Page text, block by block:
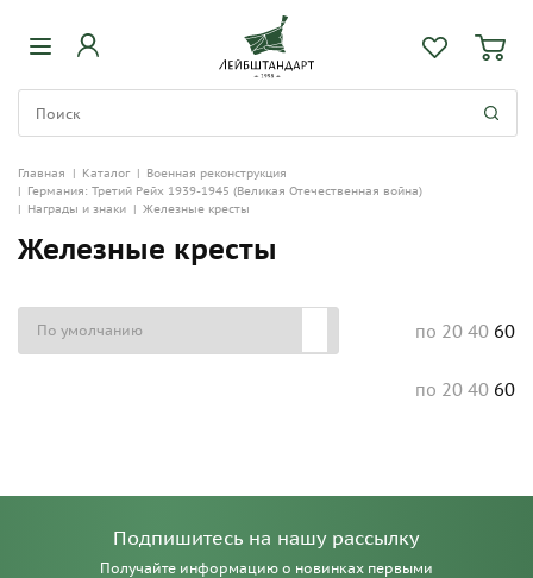
Главная | Каталог | Военная реконструкция
| Германия: Третий Рейх 1939-1945 (Великая Отечественная война)
| Награды и знаки | Железные кресты
Железные кресты
по 20 40 60
по 20 40 60
Подпишитесь на нашу рассылку
Получайте информацию о новинках первыми